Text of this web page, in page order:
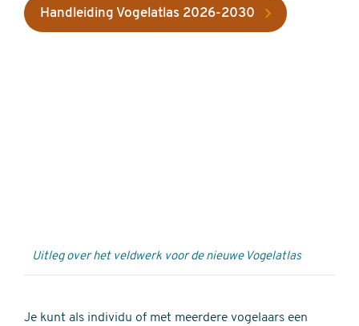
Handleiding Vogelatlas 2026-2030
Uitleg over het veldwerk voor de nieuwe Vogelatlas
Je kunt als individu of met meerdere vogelaars een